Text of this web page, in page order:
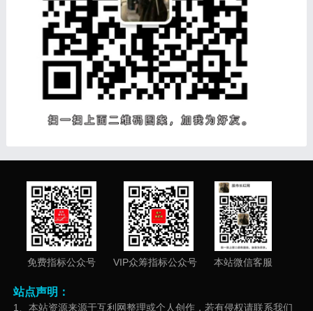
免费指标公众号 VIP众筹指标公众号 本站微信客服
站点声明：
1、本站资源来源于互利网整理或个人创作，若有侵权请联系我们